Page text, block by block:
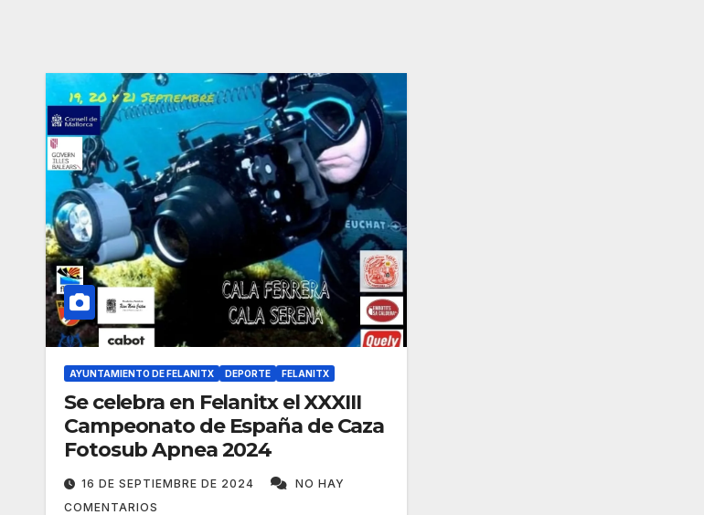
AYUNTAMIENTO DE FELANITX DEPORTE FELANITX
Se celebra en Felanitx el XXXIII
Campeonato de España de Caza
Fotosub Apnea 2024
16 DE SEPTIEMBRE DE 2024
NO HAY
COMENTARIOS